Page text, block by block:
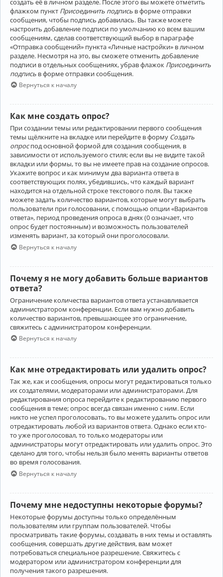
флажком пункт Присоединить подпись в форме отправки
сообщения, чтобы подпись добавилась. Вы также можете
настроить добавление подписи по умолчанию ко всем вашим
сообщениям, сделав соответствующий выбор в параграфе
«Отправка сообщений» пункта «Личные настройки» в личном
разделе. Несмотря на это, вы сможете отменить добавление
подписи в отдельных сообщениях, убрав флажок Присоединить
подпись в форме отправки сообщения.
Вернуться к началу
Как мне создать опрос?
При создании темы или редактировании первого сообщения
темы щёлкните на вкладке или перейдите в форму Создать
опроспод основной формой для создания сообщения, в
зависимости от используемого стиля; если вы не видите такой
вкладки или формы, то вы не имеете прав на создание опросов.
Укажите вопрос и как минимум два варианта ответа в
соответствующих полях, убедившись, что каждый вариант
находится на отдельной строке текстового поля. Вы также
можете задать количество вариантов, которые могут выбрать
пользователи при голосовании, с помощью опции «Вариантов
ответа», период проведения опроса в днях (0 означает, что
опрос будет постоянным) и возможность пользователей
изменять вариант, за который они проголосовали.
Вернуться к началу
Почему я не могу добавить больше вариантов
ответа?
Ограничение количества вариантов ответа устанавливается
администратором конференции. Если вам нужно добавить
количество вариантов, превышающее это ограничение,
свяжитесь с администратором конференции.
Вернуться к началу
Как мне отредактировать или удалить опрос?
Так же, как и сообщения, опросы могут редактироваться только
их создателями, модераторами или администраторами. Для
редактирования опроса перейдите к редактированию первого
сообщения в теме; опрос всегда связан именно с ним. Если
никто не успел проголосовать, то вы можете удалить опрос или
отредактировать любой из вариантов ответа. Однако если кто-
то уже проголосовал, то только модераторы или
администраторы могут отредактировать или удалить опрос. Это
сделано для того, чтобы нельзя было менять варианты ответов
во время голосования.
Вернуться к началу
Почему мне недоступны некоторые форумы?
Некоторые форумы доступны только определённым
пользователям или группам пользователей. Чтобы
просматривать такие форумы, создавать в них темы и оставлять
сообщения, совершать другие действия, вам может
потребоваться специальное разрешение. Свяжитесь с
модератором или администратором конференции для
получения такого разрешения.